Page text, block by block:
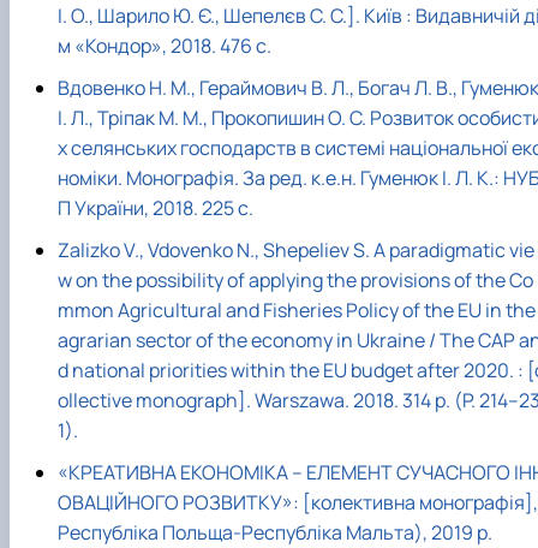
І. О., Шарило Ю. Є., Шепелєв С. С.]. Київ : Видавничій
м «Кондор», 2018. 476 с.
Вдовенко Н. М., Гераймович В. Л., Богач Л. В., Гуменюк
І. Л., Тріпак М. М., Прокопишин О. С. Розвиток
х селянських господарств в системі національної
номіки. Монографія. За ред. к.е.н. Гуменюк І. Л. К.:
П України, 2018. 225 с.
Zalizko V., Vdovenko N., Shepeliev S. A paradigmatic vie
w on the possibility of applying the provisions of the Co
mmon Agricultural and Fisheries Policy of the EU in the
agrarian sector of the economy in Ukraine / The CAP
d national priorities within the EU budget after 2020. :
ollective monograph]. Warszawa. 2018. 314 p. (P.
1).
«КРЕАТИВНА ЕКОНОМІКА – ЕЛЕМЕНТ СУЧАСНОГО
ОВАЦІЙНОГО РОЗВИТКУ»: [колективна монографія],
Республіка Польща-Республіка Мальта), 2019 р.